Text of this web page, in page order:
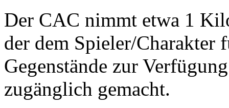
Der CAC nimmt etwa 1
der dem Spieler/Charakter
Gegenstände zur
zugänglich gemacht.